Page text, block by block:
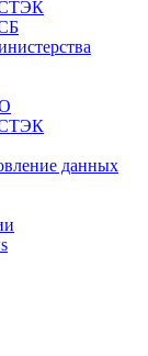
данных